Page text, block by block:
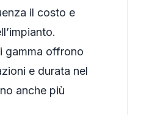
il costo e
gamma offrono
e durata nel
anche più